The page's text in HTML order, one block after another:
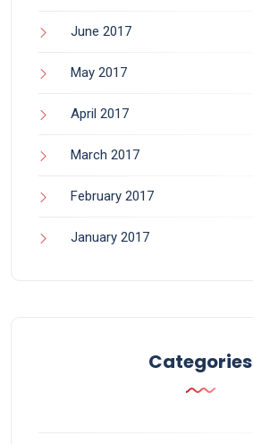
June 2017
May 2017
April 2017
March 2017
February 2017
January 2017
Categories